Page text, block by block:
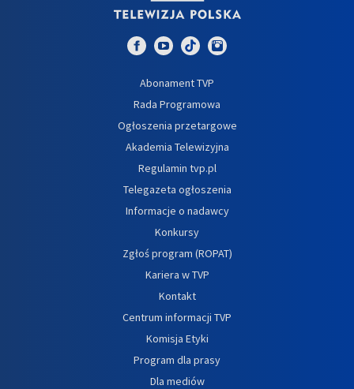
Abonament TVP
Rada Programowa
Ogłoszenia przetargowe
Akademia Telewizyjna
Regulamin tvp.pl
Telegazeta ogłoszenia
Informacje o nadawcy
Konkursy
Zgłoś program (ROPAT)
Kariera w TVP
Kontakt
Centrum informacji TVP
Komisja Etyki
Program dla prasy
Dla mediów